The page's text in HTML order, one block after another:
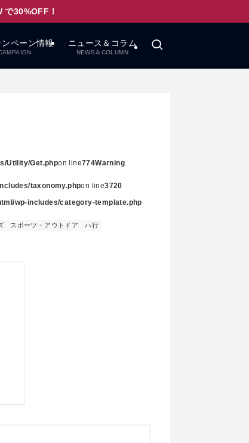
で30%OFF！
ペーン情報 ニュース＆コラム
NEWS＆COLUMN
Utility/Get.phpon line774Warning
taxonomy.phpon line3720
wp-includes/category-template.php
スポーツ・アウトドア
ハ行